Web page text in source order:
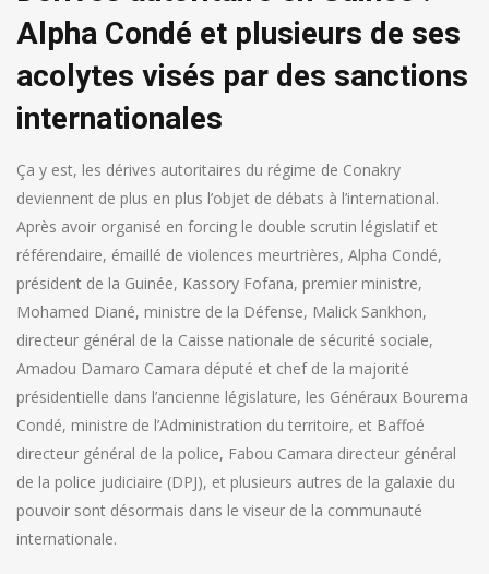
Alpha Condé et plusieurs de ses
acolytes visés par des sanctions
internationales
Ça y est, les dérives autoritaires du régime de Conakry
deviennent de plus en plus l’objet de débats à l’international.
Après avoir organisé en forcing le double scrutin législatif et
référendaire, émaillé de violences meurtrières, Alpha Condé,
président de la Guinée, Kassory Fofana, premier ministre,
Mohamed Diané, ministre de la Défense, Malick Sankhon,
directeur général de la Caisse nationale de sécurité sociale,
Amadou Damaro Camara député et chef de la majorité
présidentielle dans l’ancienne législature, les Généraux Bourema
Condé, ministre de l’Administration du territoire, et Baffoé
directeur général de la police, Fabou Camara directeur général
de la police judiciaire (DPJ), et plusieurs autres de la galaxie du
pouvoir sont désormais dans le viseur de la communauté
internationale.